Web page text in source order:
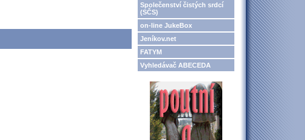
Společenství čistých srdcí
(SČS)
on-line JukeBox
Jeníkov.net
FATYM
Vyhledávač ABECEDA